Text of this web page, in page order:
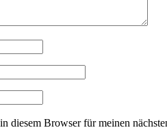
diesem Browser für meinen